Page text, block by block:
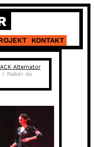
KONTAKT
Alternator
Nabór do